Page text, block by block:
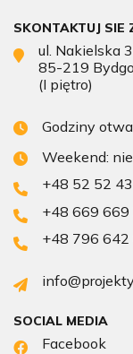
SKONTAKTUJ SIE
ul. Nakielska
85-219
(I piętro)
Godziny
Weekend:
+48 52 52
+48 669 669
+48 796 642
SOCIAL MEDIA
Facebook